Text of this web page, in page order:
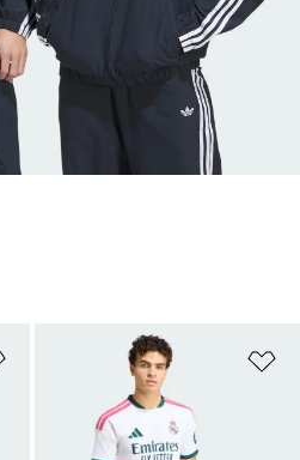
Añadir a la lista de deseos